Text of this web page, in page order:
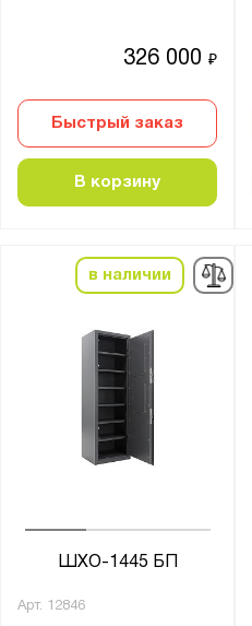
326 000₽
Быстрый заказ
В корзину
в наличии
ШХО-1445 БП
Арт. 12846
Металл
Страна производства:
Германия
MDTB
Меткон
ПАКС-Металл
Предприятие ДВК
Промет
Aiko